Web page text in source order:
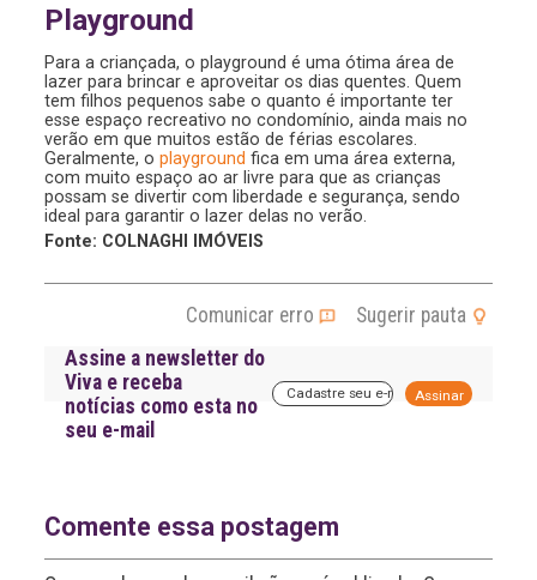
Playground
Para a criançada, o playground é uma ótima área de
lazer para brincar e aproveitar os dias quentes. Quem
tem filhos pequenos sabe o quanto é importante ter
esse espaço recreativo no condomínio, ainda mais no
verão em que muitos estão de férias escolares.
Geralmente, oplayground fica em uma área externa,
com muito espaço ao ar livre para que as crianças
possam se divertir com liberdade e segurança, sendo
ideal para garantir o lazer delas no verão.
Fonte: COLNAGHI IMÓVEIS
Comunicar erro
Sugerir pauta
Assine a newsletter do
Viva e receba
notícias como esta no
seu e-mail
i
Comente essa postagem